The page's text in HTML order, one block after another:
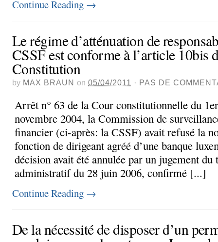
Continue Reading →
Le régime d’atténuation de
CSSF est conforme à l’article 10bis
Constitution
by MAX BRAUN on 05/04/2011 · PAS DE
Arrêt n° 63 de la Cour constitutionnelle du
novembre 2004, la Commission de
financier (ci-après: la CSSF) avait refusé la
fonction de dirigeant agréé d’une banque
décision avait été annulée par un jugement du
administratif du 28 juin 2006, confirmé [...]
Continue Reading →
De la nécessité de disposer d’un